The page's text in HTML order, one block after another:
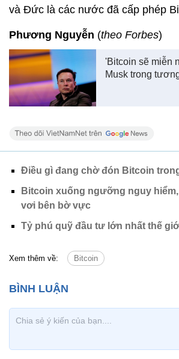
và Đức là các nước đã cấp phép
Phương Nguyễn (theo Forbes)
'Bitcoin sẽ miễn
Musk trong
Điều gì đang chờ đón Bitcoin
Bitcoin xuống ngưỡng nguy
vơi bên bờ vực
Tỷ phú quỹ đầu tư lớn nhất thế
Xem thêm về: Bitcoin